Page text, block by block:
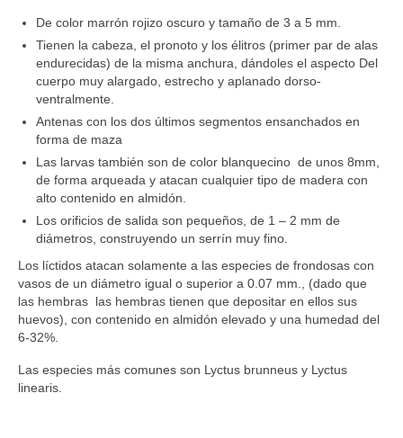
De color marrón rojizo oscuro y tamaño de 3 a 5 mm.
Tienen la cabeza, el pronoto y los élitros (primer par de alas
endurecidas) de la misma anchura, dándoles el aspecto Del
cuerpo muy alargado, estrecho y aplanado dorso-
ventralmente.
Antenas con los dos últimos segmentos ensanchados en
forma de maza
Las larvas también son de color blanquecino de unos 8mm,
de forma arqueada y atacan cualquier tipo de madera con
alto contenido en almidón.
Los orificios de salida son pequeños, de 1 – 2 mm de
diámetros, construyendo un serrín muy fino.
Los líctidos atacan solamente a las especies de frondosas con
vasos de un diámetro igual o superior a 0.07 mm., (dado que
las hembras las hembras tienen que depositar en ellos sus
huevos), con contenido en almidón elevado y una humedad del
6-32%.
Las especies más comunes son Lyctus brunneus y Lyctus
linearis.